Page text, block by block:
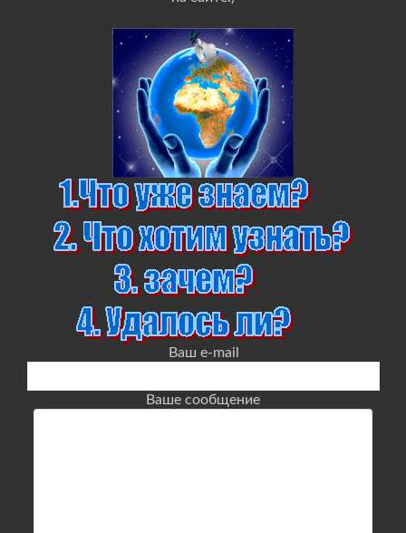
Ваш e-mail
Ваше сообщение